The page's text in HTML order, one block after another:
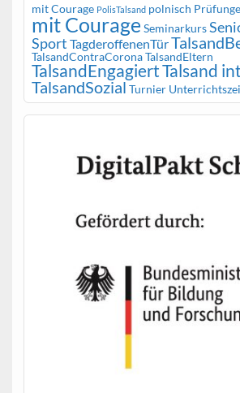
mit Courage PolisTalsand polnisch
mit Courage Seminarkurs
Sport TagderoffenenTür
TalsandContraCoronaTalsandEltern
TalsandEngagiertTalsand
TalsandSozial Turnier